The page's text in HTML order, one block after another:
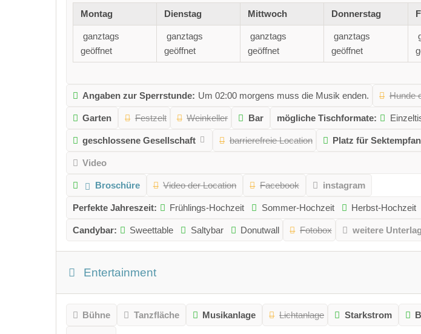
Montag Dienstag Mittwoch Donnerstag
ganztags
geöffnet
ganztags
geöffnet
ganztags
geöffnet
ganztags
geöffnet
Angaben zur Sperrstunde: Um 02:00 morgens muss die Musik enden. Hunde
Garten Festzelt Weinkeller Bar mögliche Tischformate:
geschlossene Gesellschaft barrierefreie Location Platz für
Video
Broschüre Video der Location Facebook instagram
Perfekte Jahreszeit: Frühlings-Hochzeit Sommer-Hochzeit Herbst-Hochzeit
Candybar: Sweettable Saltybar Donutwall Fotobox weitere
Entertainment
Bühne Tanzfläche Musikanlage Lichtanlage Starkstrom